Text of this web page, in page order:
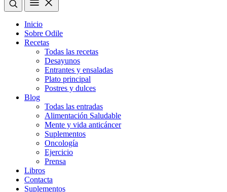
Inicio
Sobre Odile
Recetas
Todas las recetas
Desayunos
Entrantes y ensaladas
Plato principal
Postres y dulces
Blog
Todas las entradas
Alimentación Saludable
Mente y vida anticáncer
Suplementos
Oncología
Ejercicio
Prensa
Libros
Contacta
Suplementos